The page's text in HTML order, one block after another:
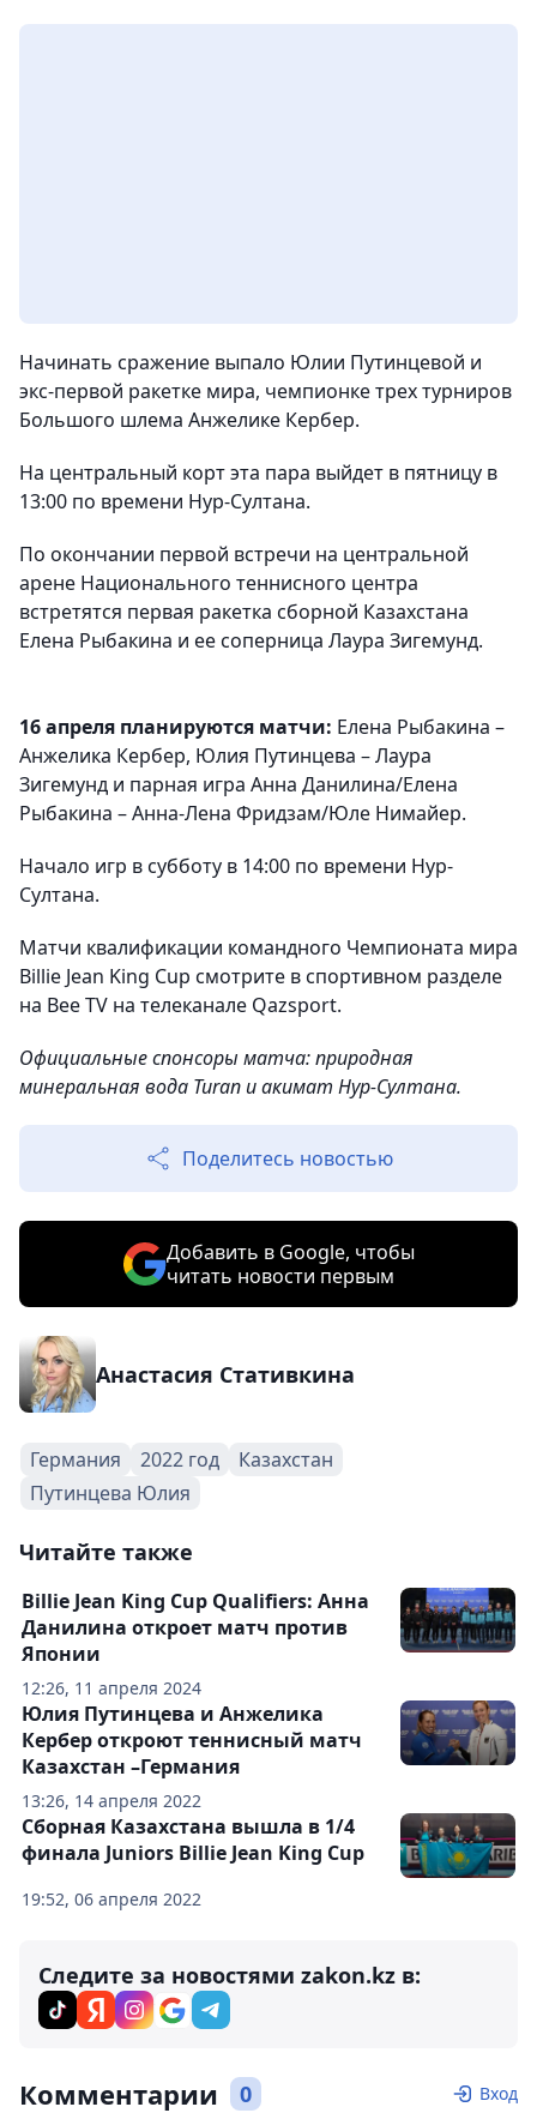
Начинать сражение выпало Юлии Путинцевой и
экс-первой ракетке мира, чемпионке трех турниров
Большого шлема Анжелике Кербер.
На центральный корт эта пара выйдет в пятницу в
13:00 по времени Нур-Султана.
По окончании первой встречи на центральной
арене Национального теннисного центра
встретятся первая ракетка сборной Казахстана
Елена Рыбакина и ее соперница Лаура Зигемунд.
16 апреля планируются матчи: Елена Рыбакина –
Анжелика Кербер, Юлия Путинцева – Лаура
Зигемунд и парная игра Анна Данилина/Елена
Рыбакина – Анна-Лена Фридзам/Юле Нимайер.
Начало игр в субботу в 14:00 по времени Нур-
Султана.
Матчи квалификации командного Чемпионата мира
Billie Jean King Cup смотрите в спортивном разделе
на Bee TV на телеканале Qazsport.
Официальные спонсоры матча: природная
минеральная вода Turan и акимат Нур-Султана.
Поделитесь новостью
Добавить в Google, чтобы
читать новости первым
Анастасия Стативкина
Германия 2022 год
Казахстан
Путинцева Юлия
Читайте также
12:26, 11 апреля 2024
Billie Jean King Cup Qualifiers: Анна
Данилина откроет матч против
Японии
13:26, 14 апреля 2022
Юлия Путинцева и Анжелика
Кербер откроют теннисный матч
Казахстан –Германия
19:52, 06 апреля 2022
Сборная Казахстана вышла в 1/4
финала Juniors Billie Jean King Cup
Следите за новостями zakon.kz в:
Комментарии 0 Вход